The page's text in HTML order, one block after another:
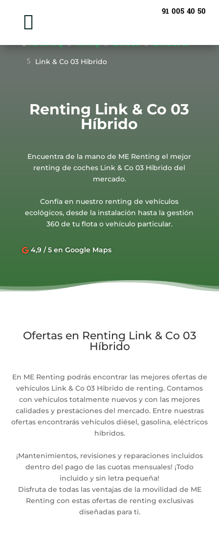

91 005 40 50
 ME Renting 5 Renting 5 Link & Co 5 Link & Co 03
5 Link & Co 03 Híbrido
Renting Link & Co 03
Híbrido
Encuentra de la mano de ME Renting el mejor
renting de coches Link & Co 03 Híbrido del
mercado.
Confía en nuestro renting de vehículos
ecológicos, desde la instalación hasta la gestión
360 de tu flota o vehículo particular.
 4,9 / 5 en Google Maps
Ofertas en Renting Link & Co 03
Híbrido
En ME Renting podrás encontrar las mejores ofertas de
vehículos Link & Co 03 Híbrido de renting. Contamos
con vehículos totalmente nuevos y con las mejores
calidades y prestaciones del mercado. Entre nuestras
ofertas encontrarás vehículos diésel, gasolina, eléctricos
híbridos.
¡Mantenimientos, revisiones y reparaciones incluidos
dentro del pago de las cuotas mensuales! ¡Todo
incluido y sin letra pequeña!
Disfruta de todas las ventajas de la movilidad de ME
Renting con estas ofertas de renting exclusivas
diseñadas para ti.